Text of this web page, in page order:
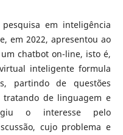
em inteligência
em 2022, apresentou ao
chatbot on-line, isto é,
inteligente formula
partindo de questões
tratando de linguagem e
o interesse pelo
cujo problema e